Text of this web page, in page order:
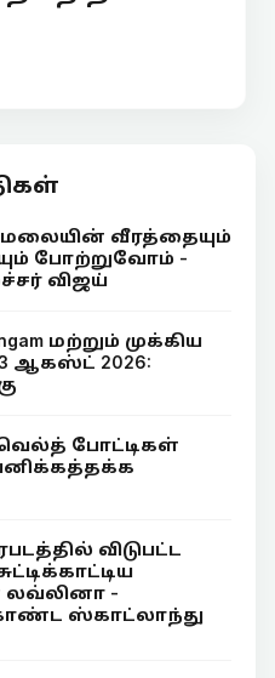
வீரத்தையும்
போற்றுவோம் -
விஜய்
மற்றும் முக்கிய
ஆகஸ்ட் 2026:
போட்டிகள்
விடுபட்ட
-
ஸ்காட்லாந்து